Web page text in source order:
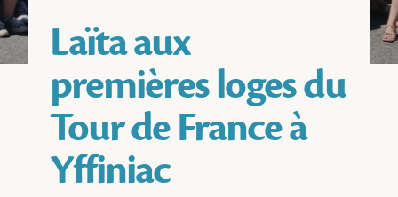
Laïta aux
premières loges du
Tour de France à
Yffiniac